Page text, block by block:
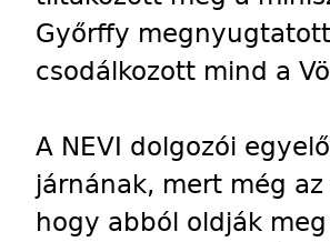
Győrffy
csodálkozott mind a
A NEVI dolgozói
járnának, mert még
hogy abból oldják